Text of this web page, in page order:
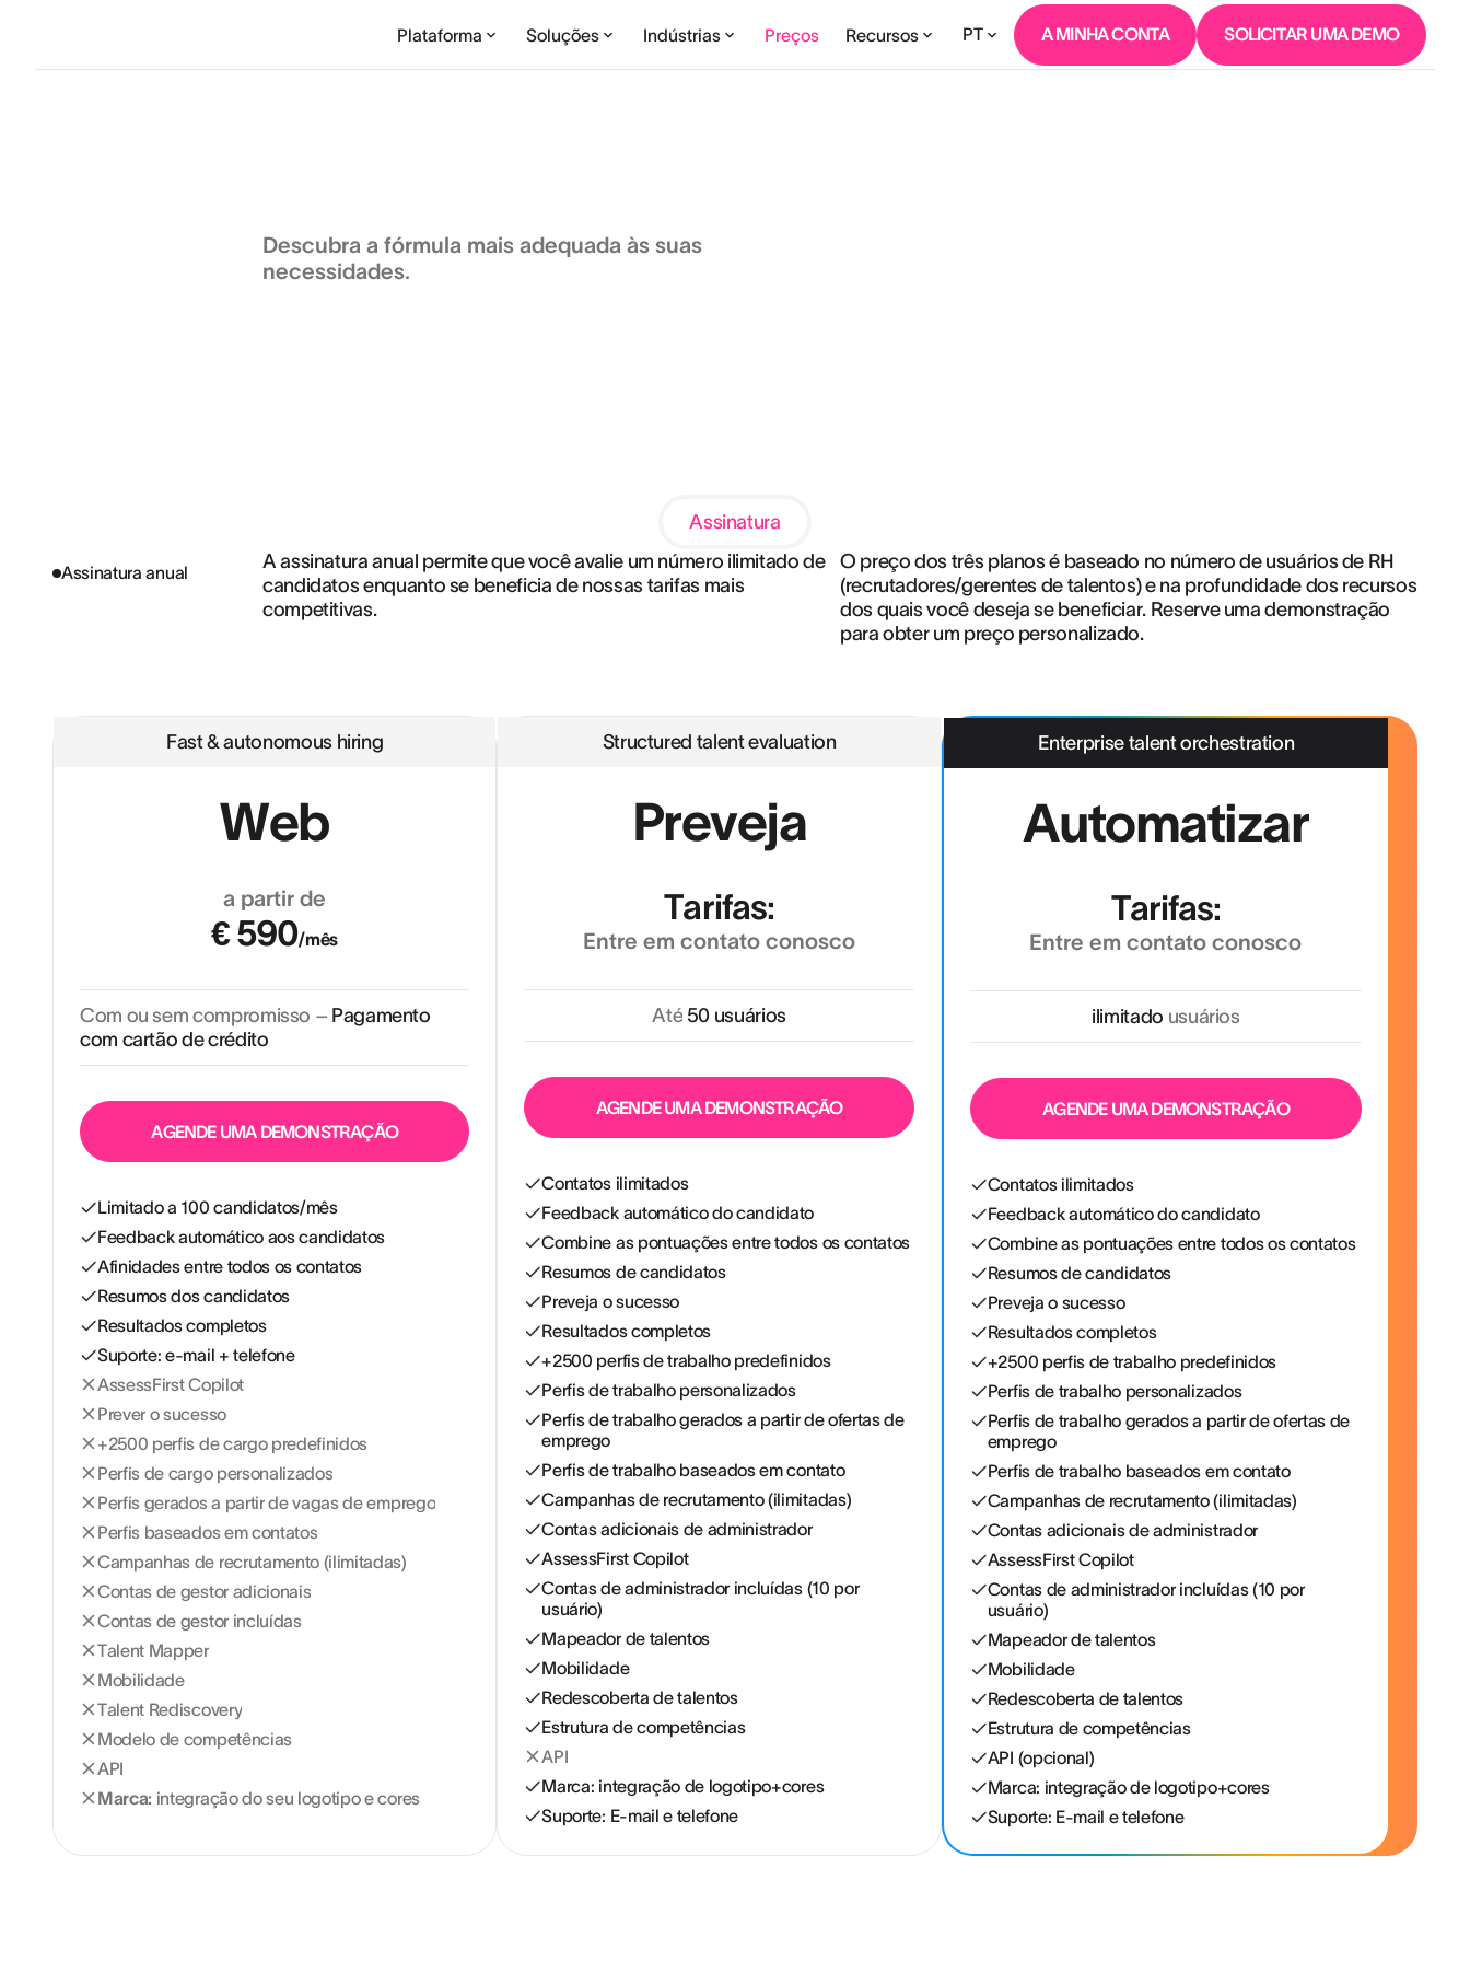
Plataforma Soluções Indústrias Preços Recursos PT A MINHA CONTA SOLICITAR UMA DEMO
Descubra a fórmula mais adequada às suas
necessidades.
Assinatura
Assinatura anual
A assinatura anual permite que você avalie um número ilimitado de
candidatos enquanto se beneficia de nossas tarifas mais
competitivas.
O preço dos três planos é baseado no número de usuários de RH
(recrutadores/gerentes de talentos) e na profundidade dos recursos
dos quais você deseja se beneficiar. Reserve uma demonstração
para obter um preço personalizado.
Fast & autonomous hiring
Web
a partir de
€ 590/mês
Com ou sem compromisso – Pagamento
com cartão de crédito
AGENDE UMA DEMONSTRAÇÃO
Limitado a 100 candidatos/mês
Feedback automático aos candidatos
Afinidades entre todos os contatos
Resumos dos candidatos
Resultados completos
Suporte: e-mail + telefone
AssessFirst Copilot
Prever o sucesso
+2500 perfis de cargo predefinidos
Perfis de cargo personalizados
Perfis gerados a partir de vagas de emprego
Perfis baseados em contatos
Campanhas de recrutamento (ilimitadas)
Contas de gestor adicionais
Contas de gestor incluídas
Talent Mapper
Mobilidade
Talent Rediscovery
Modelo de competências
API
Marca: integração do seu logotipo e cores
Structured talent evaluation
Preveja
Tarifas:
Entre em contato conosco
Até 50 usuários
AGENDE UMA DEMONSTRAÇÃO
Contatos ilimitados
Feedback automático do candidato
Combine as pontuações entre todos os contatos
Resumos de candidatos
Preveja o sucesso
Resultados completos
+2500 perfis de trabalho predefinidos
Perfis de trabalho personalizados
Perfis de trabalho gerados a partir de ofertas de
emprego
Perfis de trabalho baseados em contato
Campanhas de recrutamento (ilimitadas)
Contas adicionais de administrador
AssessFirst Copilot
Contas de administrador incluídas (10 por
usuário)
Mapeador de talentos
Mobilidade
Redescoberta de talentos
Estrutura de competências
API
Marca: integração de logotipo+cores
Suporte: E-mail e telefone
Enterprise talent orchestration
Automatizar
Tarifas:
Entre em contato conosco
ilimitado usuários
AGENDE UMA DEMONSTRAÇÃO
Contatos ilimitados
Feedback automático do candidato
Combine as pontuações entre todos os contatos
Resumos de candidatos
Preveja o sucesso
Resultados completos
+2500 perfis de trabalho predefinidos
Perfis de trabalho personalizados
Perfis de trabalho gerados a partir de ofertas de
emprego
Perfis de trabalho baseados em contato
Campanhas de recrutamento (ilimitadas)
Contas adicionais de administrador
AssessFirst Copilot
Contas de administrador incluídas (10 por
usuário)
Mapeador de talentos
Mobilidade
Redescoberta de talentos
Estrutura de competências
API (opcional)
Marca: integração de logotipo+cores
Suporte: E-mail e telefone